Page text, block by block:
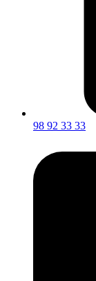
98 92 33 33